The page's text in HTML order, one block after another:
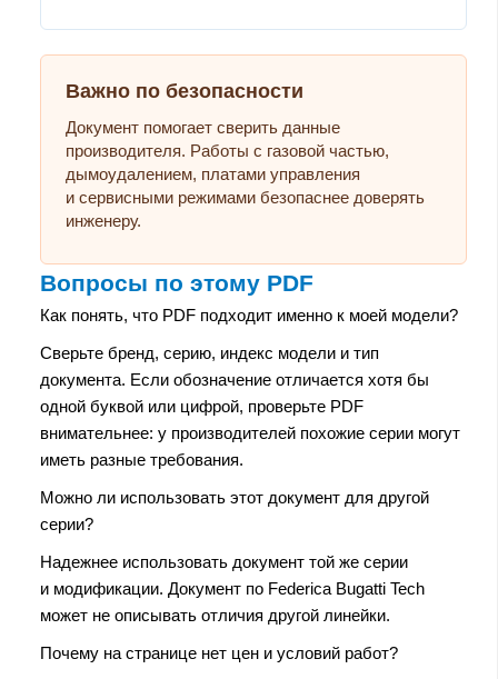
Важно по безопасности
Документ помогает сверить данные
производителя. Работы с газовой частью,
дымоудалением, платами управления
и сервисными режимами безопаснее доверять
инженеру.
Вопросы по этому PDF
Как понять, что PDF подходит именно к моей модели?
Сверьте бренд, серию, индекс модели и тип
документа. Если обозначение отличается хотя бы
одной буквой или цифрой, проверьте PDF
внимательнее: у производителей похожие серии могут
иметь разные требования.
Можно ли использовать этот документ для другой
серии?
Надежнее использовать документ той же серии
и модификации. Документ по Federica Bugatti Tech
может не описывать отличия другой линейки.
Почему на странице нет цен и условий работ?